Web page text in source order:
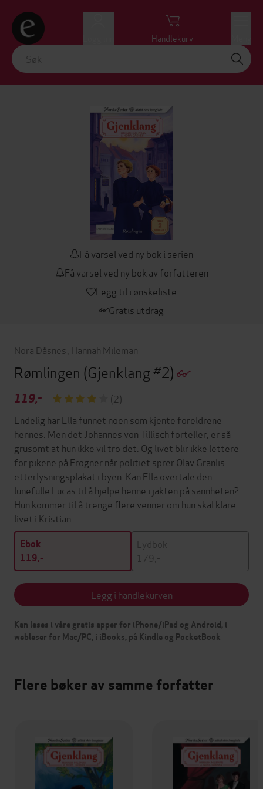
Handlekurv
Få varsel ved ny bok i serien
Få varsel ved ny bok av forfatteren
Legg til i ønskeliste
Gratis utdrag
Nora Dåsnes Hannah Mileman
Rømlingen (Gjenklang #2)
119,-
(2)
Endelig har Ella funnet noen som kjente foreldrene
hennes. Men det Johannes von Tillisch forteller, er så
grusomt at hun ikke vil tro det. Og livet blir ikke lettere
for pikene på Frogner når politiet sprer Olav Granlis
etterlysningsplakat i byen. Kan Ella overtale den
lunefulle Lucas til å hjelpe henne i jakten på sannheten?
Hun kommer til å trenge flere venner om hun skal klare
livet i Kristian…
Ebok
119,-
Lydbok
179,-
Legg i handlekurven
Kan leses i våre gratis apper for iPhone/iPad og Android, i
webleser for Mac/PC, i iBooks, på Kindle og PocketBook
Flere bøker av samme forfatter